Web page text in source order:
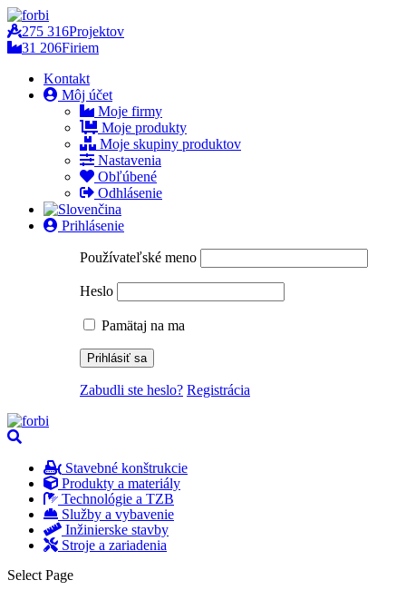
275 316Projektov
31 206Firiem
Kontakt
Môj účet
Moje firmy
Moje produkty
Moje skupiny produktov
Nastavenia
Obľúbené
Odhlásenie
Prihlásenie
Používateľské meno
Heslo
Pamätaj na ma
Zabudli ste heslo? Registrácia
Stavebné konštrukcie
Produkty a materiály
Technológie a TZB
Služby a vybavenie
Inžinierske stavby
Stroje a zariadenia
Select Page